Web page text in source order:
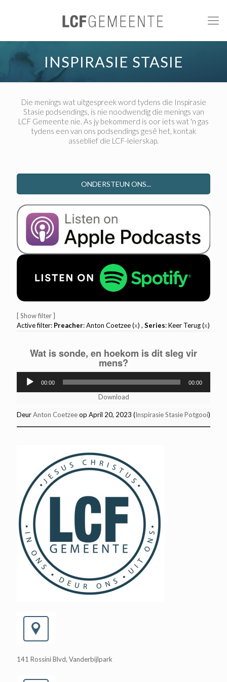
INSPIRASIE STASIE
Die menings wat uitgespreek word tydens die Inspirasie
Stasie podsendings, is nie noodwendig die menings van
LCF Gemeente nie. As jy bekommerd is oor iets wat 'n gas
tydens een van ons podsendings gesê het, kontak
asseblief die LCF-leierskap.
ONDERSTEUN ONS...
[ Show filter ]
Active filter: Preacher: Anton Coetzee (x) , Series: Keer Terug (x)
Wat is sonde, en hoekom is dit sleg vir
mens?
Player
00:00 00:00
Download
DeurAnton Coetzeeop April 20, 2023 (Inspirasie Stasie Potgooi)
141 Rossini Blvd, Vanderbijlpark